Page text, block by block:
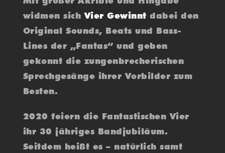
widmen sichVier Gewinnt dabei den
Original Sounds, Beats und Bass-
Lines der „Fantas“ und geben
gekonnt die zungenbrecherischen
Sprechgesänge ihrer Vorbilder zum
Besten.
2020 feiern die Fantastischen Vier
ihr 30 jähriges Bandjubiläum.
Seitdem heißt es – natürlich samt